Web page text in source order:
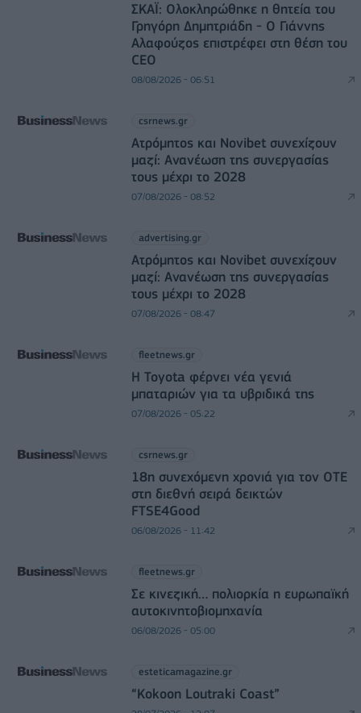
ΣΚΑΪ: Ολοκληρώθηκε η θητεία του
Γρηγόρη Δημητριάδη - Ο Γιάννης
Αλαφούζος επιστρέφει στη θέση του
CEO
08/08/2026 - 06:51
csrnews.gr
Ατρόμητος και Novibet συνεχίζουν
μαζί: Ανανέωση της συνεργασίας
τους μέχρι το 2028
07/08/2026 - 08:52
advertising.gr
Ατρόμητος και Novibet συνεχίζουν
μαζί: Ανανέωση της συνεργασίας
τους μέχρι το 2028
07/08/2026 - 08:47
fleetnews.gr
Η Toyota φέρνει νέα γενιά
μπαταριών για τα υβριδικά της
07/08/2026 - 05:22
csrnews.gr
18η συνεχόμενη χρονιά για τον ΟΤΕ
στη διεθνή σειρά δεικτών
FTSE4Good
06/08/2026 - 11:42
fleetnews.gr
Σε κινεζική… πολιορκία η ευρωπαϊκή
αυτοκινητοβιομηχανία
06/08/2026 - 05:00
esteticamagazine.gr
“Kokoon Loutraki Coast”